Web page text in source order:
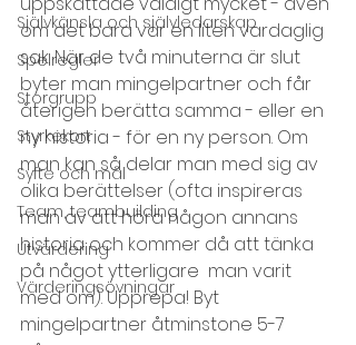
Självkänsla och självledarskap
Spelregler
Storgrupp
Styrkekort
Syfte och mål
Team, teambuilding
Utvärdering
Värderingsövningar
om det bara var en liten vardaglig
sak. När de två minuterna är slut
byter man mingelpartner och får
återigen berätta samma - eller en
ny historia - för en ny person. Om
man kan så delar man med sig av
olika berättelser (ofta inspireras
man av att höra någon annans
historia och kommer då att tänka
på något ytterligare  man varit
med om). Upprepa! Byt
mingelpartner åtminstone 5-7